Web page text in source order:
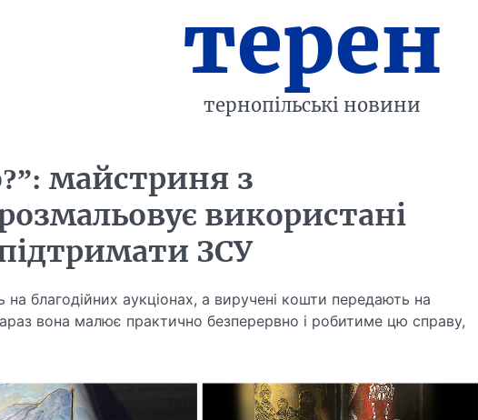
терен
тернопільські новини
майстриня з
використані
ЗСУ
на благодійних аукціонах, а виручені кошти передають на
вона малює практично безперервно і робитиме цю справу,